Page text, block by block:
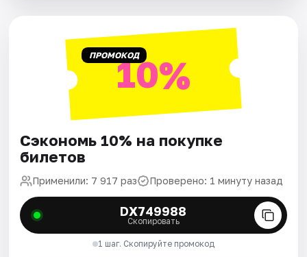
ПРОМОКОД10%
Сэкономь 10% на покупке
билетов
Применили: 7 917 раз Проверено: 1 минуту назад
DX749988
Скопировать
1 шаг. Скопируйте промокод